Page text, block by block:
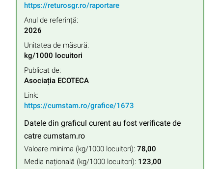
https://returosgr.ro/raportare
Anul de referință:
2026
Unitatea de măsură:
kg/1000 locuitori
Publicat de:
Asociația ECOTECA
Link:
https://cumstam.ro/grafice/1673
Datele din graficul curent au fost verificate de
catre cumstam.ro
Valoare minima (kg/1000 locuitori): 78,00
Media națională (kg/1000 locuitori): 123,00